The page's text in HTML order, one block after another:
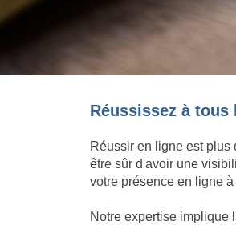
Réussissez à tous
Réussir en ligne est plus
être sûr d'avoir une
votre présence en ligne
Notre expertise implique